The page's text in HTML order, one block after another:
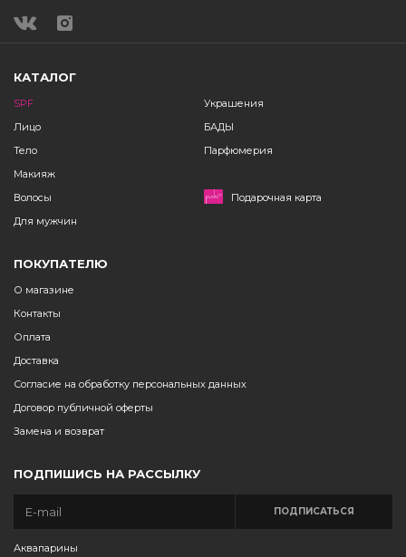
КАТАЛОГ
SPF
Лицо
Тело
Макияж
Волосы
Для мужчин
Украшения
БАДЫ
Парфюмерия
Подарочная карта
ПОКУПАТЕЛЮ
О магазине
Контакты
Оплата
Доставка
Согласие на обработку персональных данных
Договор публичной оферты
Замена и возврат
ПОДПИШИСЬ НА РАССЫЛКУ
ПОДПИСАТЬСЯ
Аквапарины